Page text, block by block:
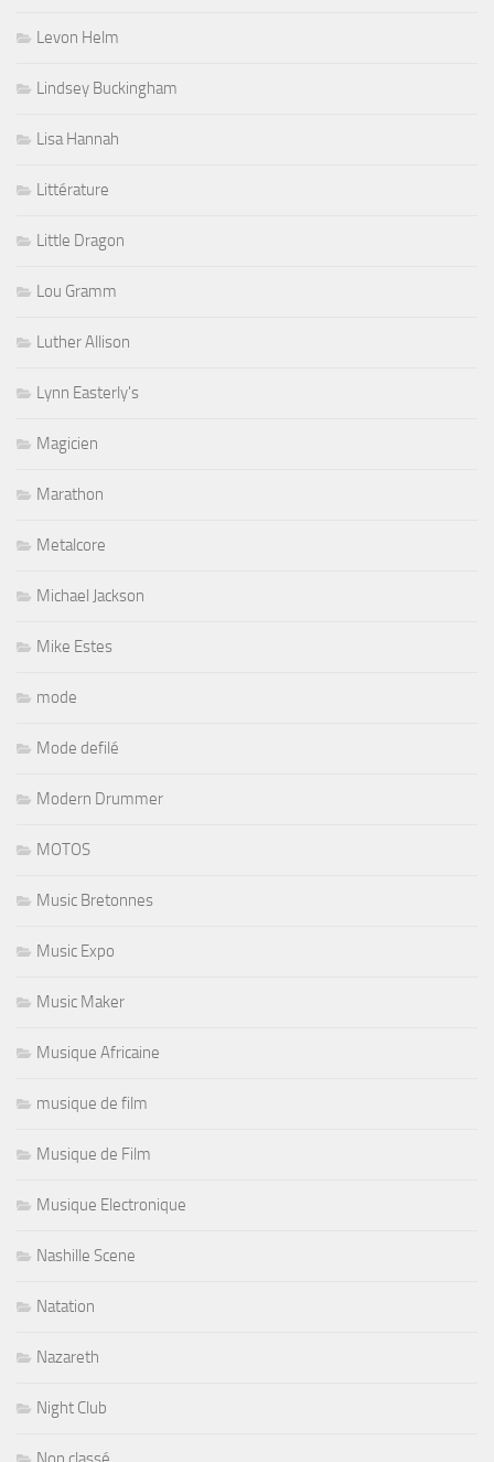
Levon Helm
Lindsey Buckingham
Lisa Hannah
Littérature
Little Dragon
Lou Gramm
Luther Allison
Lynn Easterly's
Magicien
Marathon
Metalcore
Michael Jackson
Mike Estes
mode
Mode defilé
Modern Drummer
MOTOS
Music Bretonnes
Music Expo
Music Maker
Musique Africaine
musique de film
Musique de Film
Musique Electronique
Nashille Scene
Natation
Nazareth
Night Club